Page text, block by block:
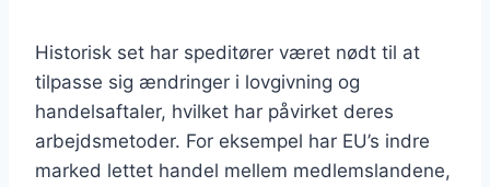
Historisk set har speditører været nødt til at
tilpasse sig ændringer i lovgivning og
handelsaftaler, hvilket har påvirket deres
arbejdsmetoder. For eksempel har EU’s indre
marked lettet handel mellem medlemslandene,